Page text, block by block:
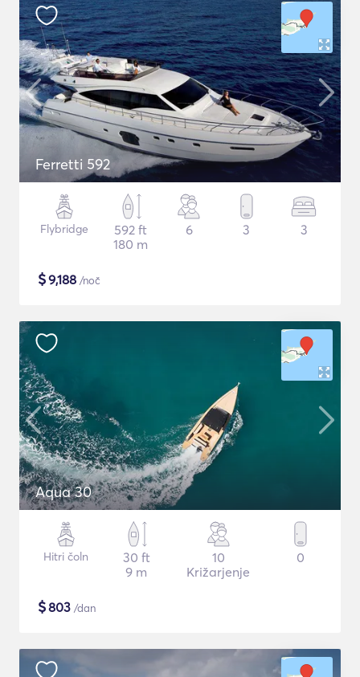
Ferretti 592
Flybridge
592 ft
180 m
6 3 3
$9,188 /noč
Aqua 30
Hitri čoln
30 ft
9 m
10
Križarjenje
0
$803 /dan